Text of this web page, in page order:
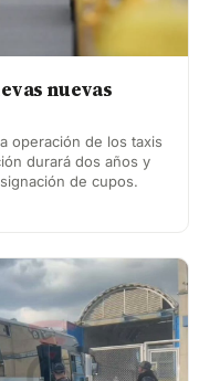
nuevas
operación de los taxis
durará dos años y
de cupos.